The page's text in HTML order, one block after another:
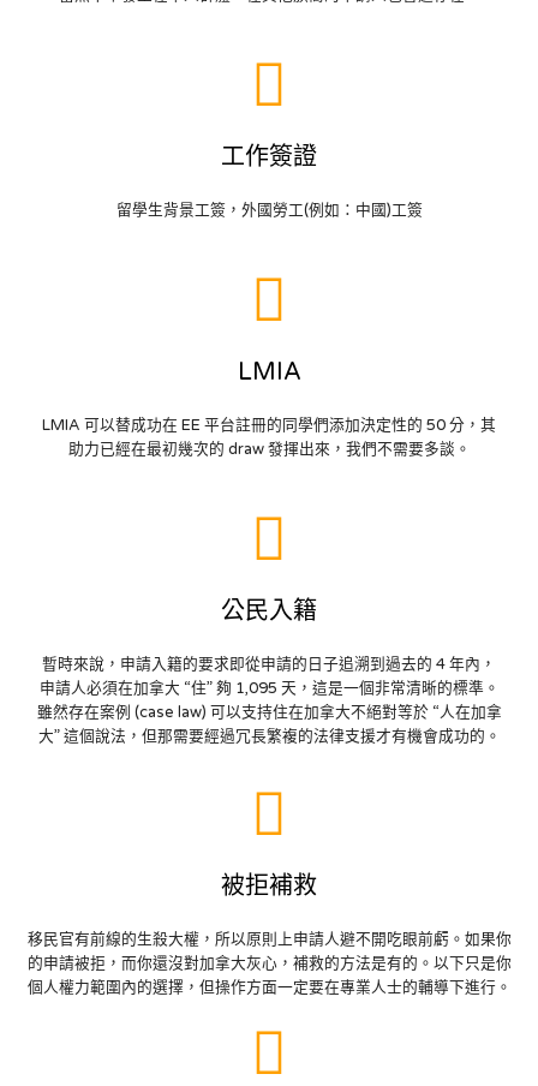
工作簽證
留學生背景工簽，外國勞工(例如：中國)工簽
LMIA
LMIA 可以替成功在 EE 平台註冊的同學們添加決定性的 50 分，其
助力已經在最初幾次的 draw 發揮出來，我們不需要多談。
公民入籍
暫時來說，申請入籍的要求即從申請的日子追溯到過去的 4 年內，
申請人必須在加拿大 “住” 夠 1,095 天，這是一個非常清晰的標準。
雖然存在案例 (case law) 可以支持住在加拿大不絕對等於 “人在加拿
大” 這個說法，但那需要經過冗長繁複的法律支援才有機會成功的。
被拒補救
移民官有前線的生殺大權，所以原則上申請人避不開吃眼前虧。如果你
的申請被拒，而你還沒對加拿大灰心，補救的方法是有的。以下只是你
個人權力範圍內的選擇，但操作方面一定要在專業人士的輔導下進行。